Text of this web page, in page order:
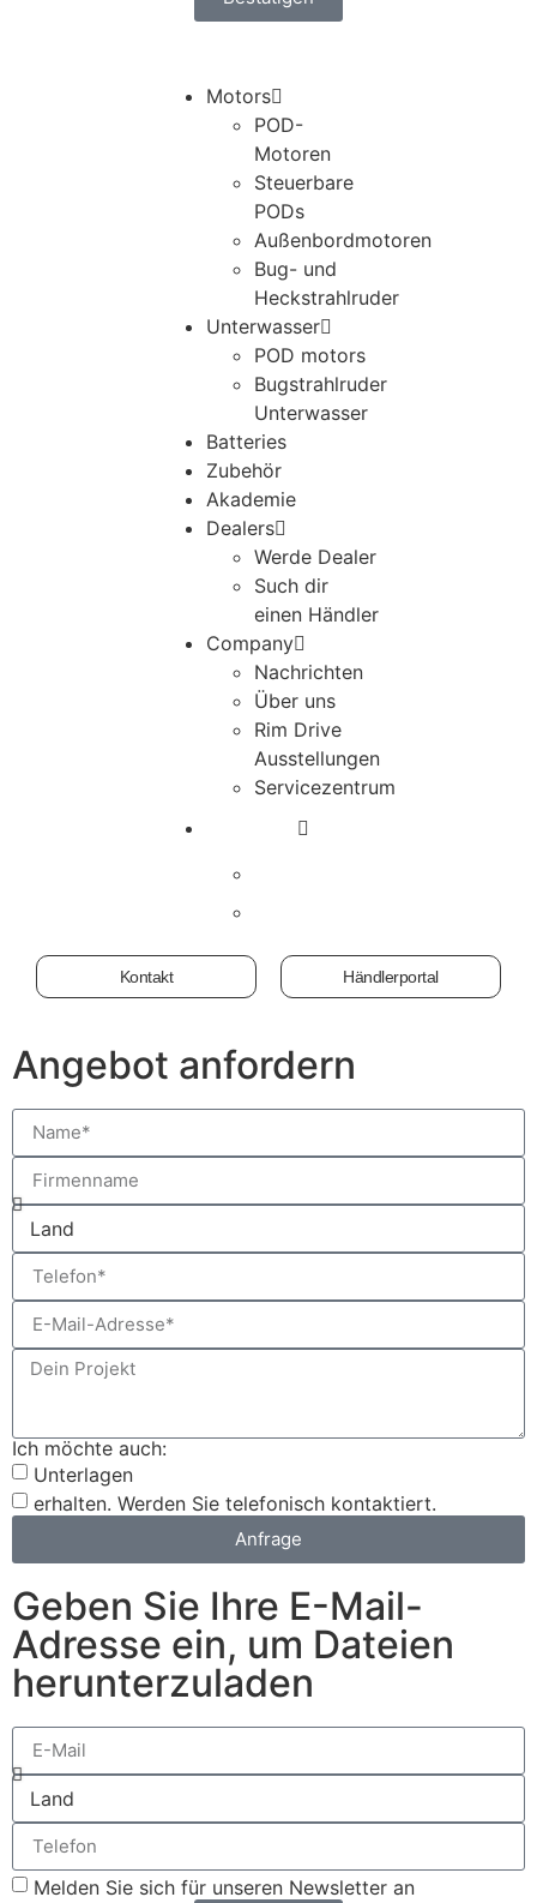
Motors
POD-
Motoren
Steuerbare
PODs
Außenbordmotoren
Bug- und
Heckstrahlruder
Unterwasser
POD motors
Bugstrahlruder
Unterwasser
Batteries
Zubehör
Akademie
Dealers
Werde Dealer
Such dir
einen Händler
Company
Nachrichten
Über uns
Rim Drive
Ausstellungen
Servicezentrum
Kontakt Händlerportal
Angebot anfordern
Ich möchte auch:
Unterlagen
erhalten. Werden Sie telefonisch kontaktiert.
Anfrage
Geben Sie Ihre E-Mail-
Adresse ein, um Dateien
herunterzuladen
Melden Sie sich für unseren Newsletter an